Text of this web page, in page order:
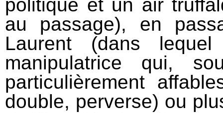
politique et un air
au passage), en
Laurent (dans
manipulatrice qui,
particulièrement
double, perverse) ou